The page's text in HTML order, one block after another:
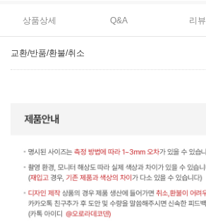
상품상세 Q&A 리뷰
교환/반품/환불/취소